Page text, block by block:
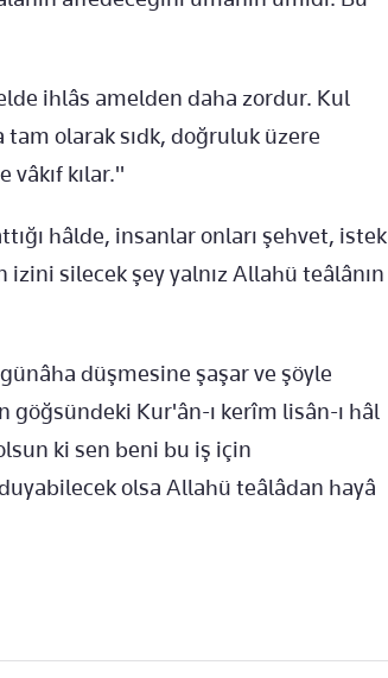
ihlâs amelden daha zordur. Kul
olarak sıdk, doğruluk üzere
kılar."
hâlde, insanlar onları şehvet, istek
silecek şey yalnız Allahü teâlânın
düşmesine şaşar ve şöyle
Kur'ân-ı kerîm lisân-ı hâl
ki sen beni bu iş için
olsa Allahü teâlâdan hayâ